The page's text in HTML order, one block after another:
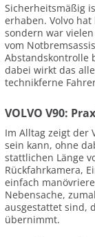
Sicherheitsmäßig
erhaben. Volvo
sondern war
vom
Abstandskontrolle
dabei wirkt das
technikferne
VOLVO V90:
Im Alltag zeigt der
sein kann, ohne
stattlichen Länge
Rückfahrkamera,
einfach
Nebensache,
ausgestattet sind,
übernimmt.